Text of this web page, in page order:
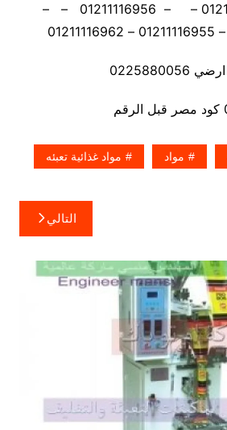
موبايل: 01211116954 – – 01211116956 – –
مواد مواد غذائية تعبئه
التالي